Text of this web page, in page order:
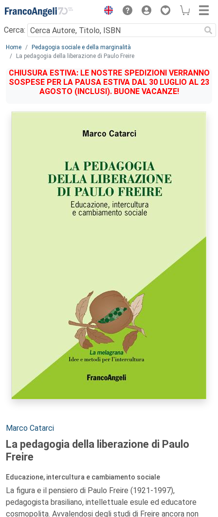
Menu
Cerca:
Main content
Home
Pedagogia sociale e della marginalità
La pedagogia della liberazione di Paulo Freire
CHIUSURA ESTIVA: LE NOSTRE SPEDIZIONI VERRANNO
SOSPESE PER LA PAUSA ESTIVA DAL 30 LUGLIO AL 23
AGOSTO (INCLUSI). BUONE VACANZE!
Autori:
Marco Catarci
La pedagogia della liberazione di Paulo
Freire
Educazione, intercultura e cambiamento sociale
La figura e il pensiero di Paulo Freire (1921-1997),
pedagogista brasiliano, intellettuale esule ed educatore
cosmopolita. Avvalendosi degli studi di Freire ancora non